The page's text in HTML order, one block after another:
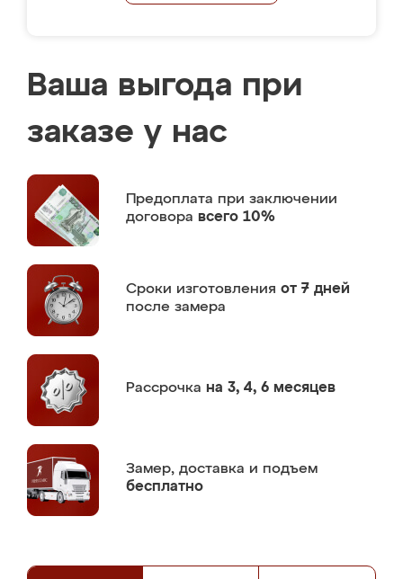
Ваша выгода при
заказе у нас
Предоплата при заключении
договора всего 10%
Сроки изготовления от 7 дней
после замера
Рассрочка на 3, 4, 6 месяцев
Замер, доставка и подъем
бесплатно